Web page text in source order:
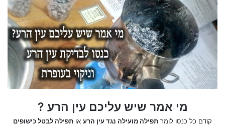
מי אמר שיש עליכם עין הרע ?
קודם כל כנסו לומר תפילה מועילה נגד עין הרע או תפילה לבטל כישופים